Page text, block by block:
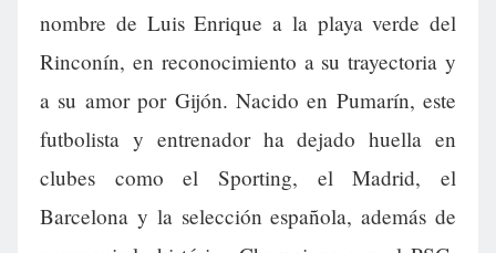
nombre de Luis Enrique a la playa verde del
Rinconín, en reconocimiento a su trayectoria y
a su amor por Gijón. Nacido en Pumarín, este
futbolista y entrenador ha dejado huella en
clubes como el Sporting, el Madrid, el
Barcelona y la selección española, además de